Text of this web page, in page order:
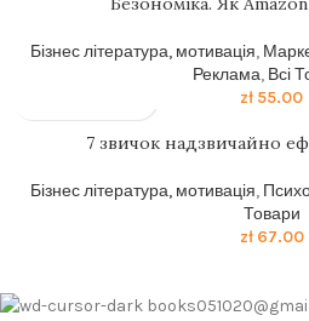
Бізнес література, мотивація,
Реклама, Всі
zł 55.00
7 звичок надзвичайно
Бізнес література, мотивація,
Товари
zł67.00